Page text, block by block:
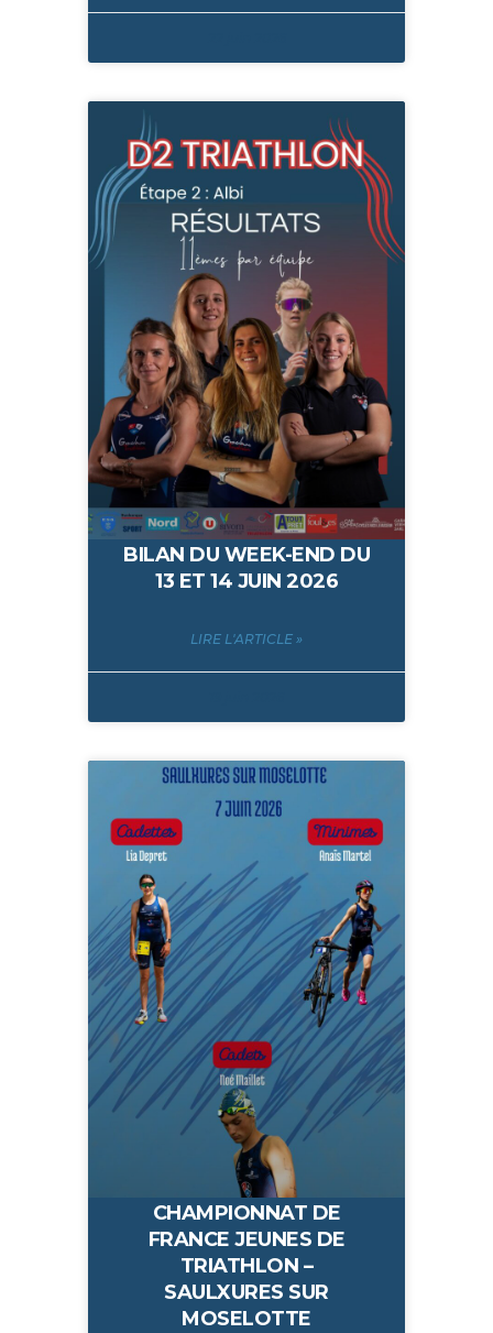
BILAN DU WEEK-END DU
13 ET 14 JUIN 2026
LIRE L'ARTICLE »
CHAMPIONNAT DE
FRANCE JEUNES DE
TRIATHLON –
SAULXURES SUR
MOSELOTTE